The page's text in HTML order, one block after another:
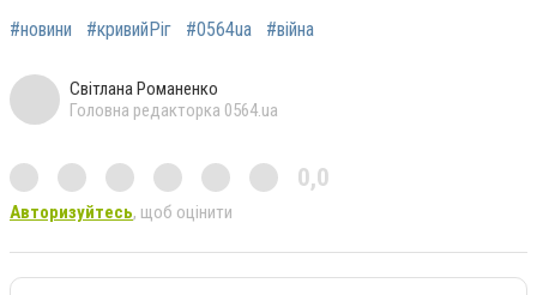
#новини #кривийРіг #0564ua #війна
Світлана Романенко
Головна редакторка 0564.ua
0,0
Авторизуйтесь, щоб оцінити